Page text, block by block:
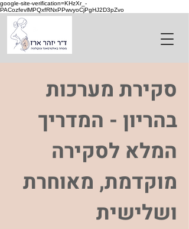
google-site-verification=KHzXr_-
PACozfevlMPQxfRNxPPwvyoCjPgHJ2D3pZvo
סקירת מערכות
בהריון - המדריך
המלא לסקירה
מוקדמת, מאוחרת
ושלישית